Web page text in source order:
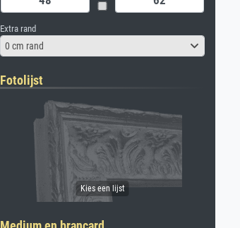
Extra rand
0 cm rand
Fotolijst